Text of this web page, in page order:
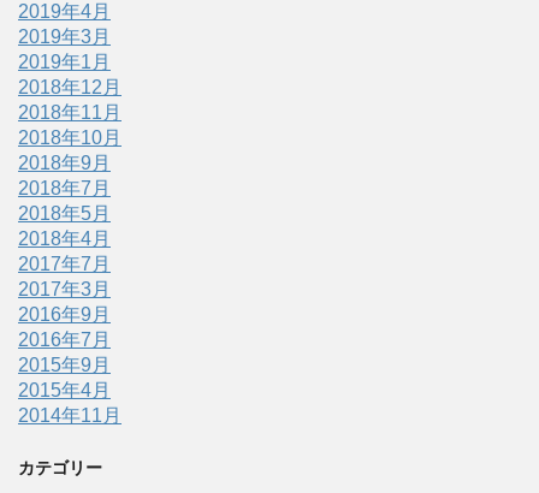
2019年4月
2019年3月
2019年1月
2018年12月
2018年11月
2018年10月
2018年9月
2018年7月
2018年5月
2018年4月
2017年7月
2017年3月
2016年9月
2016年7月
2015年9月
2015年4月
2014年11月
カテゴリー